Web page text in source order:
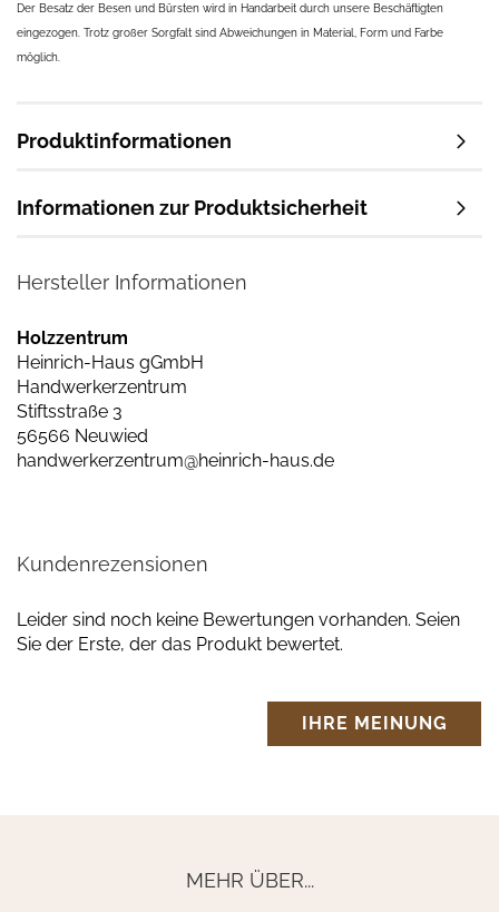
Der Besatz der Besen und Bürsten wird in Handarbeit durch unsere Beschäftigten
eingezogen. Trotz großer Sorgfalt sind Abweichungen in Material, Form und Farbe
möglich.
Produktinformationen
Informationen zur Produktsicherheit
Hersteller Informationen
Holzzentrum
Heinrich-Haus gGmbH
Handwerkerzentrum
Stiftsstraße 3
56566 Neuwied
handwerkerzentrum@heinrich-haus.de
Kundenrezensionen
Leider sind noch keine Bewertungen vorhanden. Seien
Sie der Erste, der das Produkt bewertet.
IHRE MEINUNG
MEHR ÜBER...